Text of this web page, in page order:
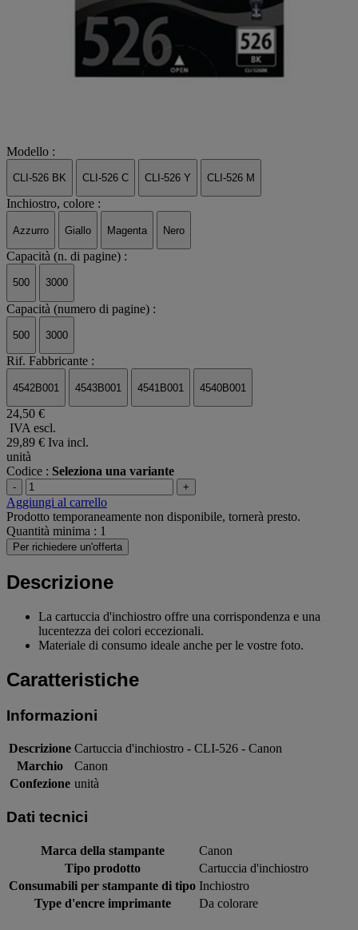
Modello :
CLI-526 BK CLI-526 C CLI-526 Y CLI-526 M
Inchiostro, colore :
Azzurro Giallo Magenta Nero
Capacità (n. di pagine) :
500 3000
Capacità (numero di pagine) :
500 3000
Rif. Fabbricante :
4542B001 4543B001 4541B001 4540B001
24,50 €
IVA escl.
29,89 € Iva incl.
unità
Codice : Seleziona una variante
- +
Aggiungi al carrello
Prodotto temporaneamente non disponibile, tornerà presto.
Quantità minima : 1
Per richiedere un'offerta
Descrizione
La cartuccia d'inchiostro offre una corrispondenza e una
lucentezza dei colori eccezionali.
Materiale di consumo ideale anche per le vostre foto.
Caratteristiche
Informazioni
Descrizione Cartuccia d'inchiostro - CLI-526 - Canon
Marchio
Canon
Confezione unità
Dati tecnici
Marca della stampante
Canon
Tipo prodotto
Cartuccia d'inchiostro
Consumabili per stampante di tipo Inchiostro
Type d'encre imprimante
Da colorare